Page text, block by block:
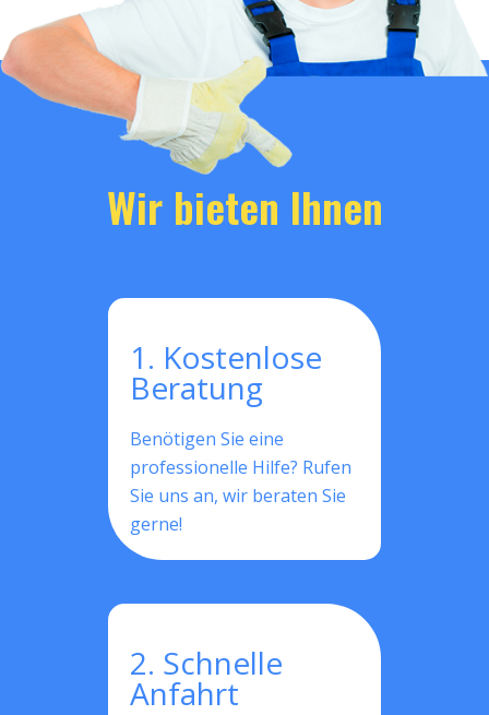
Wir bieten Ihnen
1. Kostenlose
Beratung
Benötigen Sie eine
professionelle Hilfe? Rufen
Sie uns an, wir beraten Sie
gerne!
2. Schnelle
Anfahrt